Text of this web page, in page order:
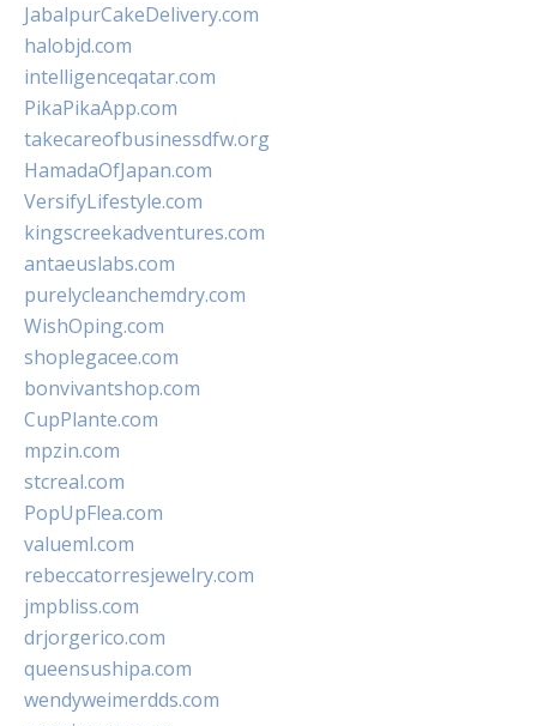
JabalpurCakeDelivery.com
halobjd.com
intelligenceqatar.com
PikaPikaApp.com
takecareofbusinessdfw.org
HamadaOfJapan.com
VersifyLifestyle.com
kingscreekadventures.com
antaeuslabs.com
purelycleanchemdry.com
WishOping.com
shoplegacee.com
bonvivantshop.com
CupPlante.com
mpzin.com
stcreal.com
PopUpFlea.com
valueml.com
rebeccatorresjewelry.com
jmpbliss.com
drjorgerico.com
queensushipa.com
wendyweimerdds.com